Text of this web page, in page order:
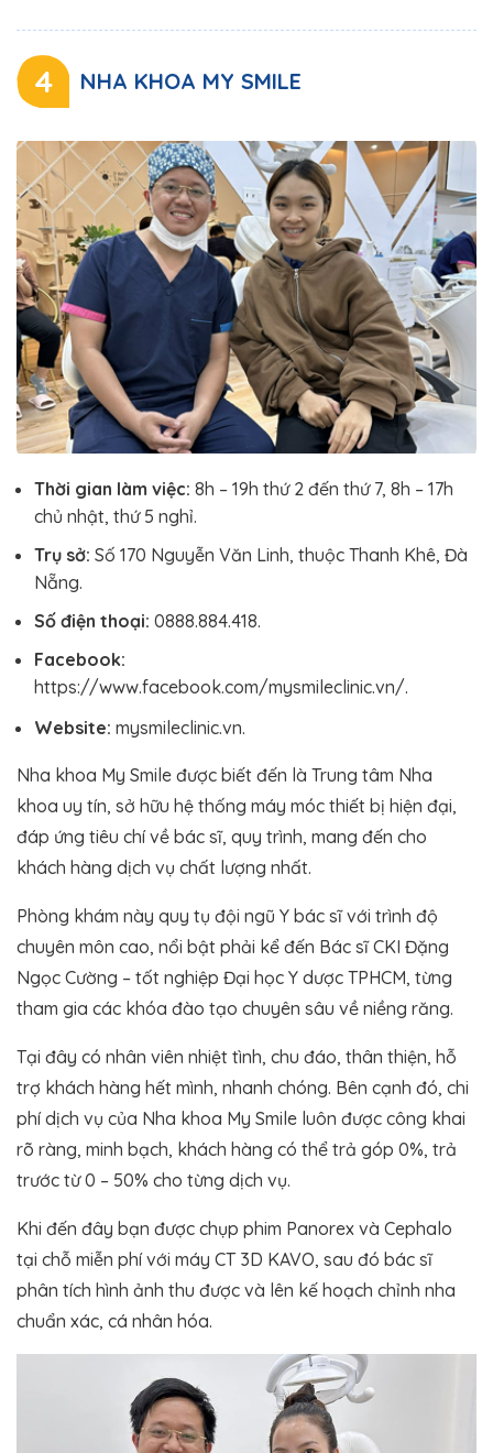
4 NHA KHOA MY SMILE
Thời gian làm việc: 8h – 19h thứ 2 đến thứ 7, 8h – 17h
chủ nhật, thứ 5 nghỉ.
Trụ sở: Số 170 Nguyễn Văn Linh, thuộc Thanh Khê, Đà
Nẵng.
Số điện thoại: 0888.884.418.
Facebook:
https://www.facebook.com/mysmileclinic.vn/.
Website: mysmileclinic.vn.
Nha khoa My Smile được biết đến là Trung tâm Nha
khoa uy tín, sở hữu hệ thống máy móc thiết bị hiện đại,
đáp ứng tiêu chí về bác sĩ, quy trình, mang đến cho
khách hàng dịch vụ chất lượng nhất.
Phòng khám này quy tụ đội ngũ Y bác sĩ với trình độ
chuyên môn cao, nổi bật phải kể đến Bác sĩ CKI Đặng
Ngọc Cường – tốt nghiệp Đại học Y dược TPHCM, từng
tham gia các khóa đào tạo chuyên sâu về niềng răng.
Tại đây có nhân viên nhiệt tình, chu đáo, thân thiện, hỗ
trợ khách hàng hết mình, nhanh chóng. Bên cạnh đó, chi
phí dịch vụ của Nha khoa My Smile luôn được công khai
rõ ràng, minh bạch, khách hàng có thể trả góp 0%, trả
trước từ 0 – 50% cho từng dịch vụ.
Khi đến đây bạn được chụp phim Panorex và Cephalo
tại chỗ miễn phí với máy CT 3D KAVO, sau đó bác sĩ
phân tích hình ảnh thu được và lên kế hoạch chỉnh nha
chuẩn xác, cá nhân hóa.